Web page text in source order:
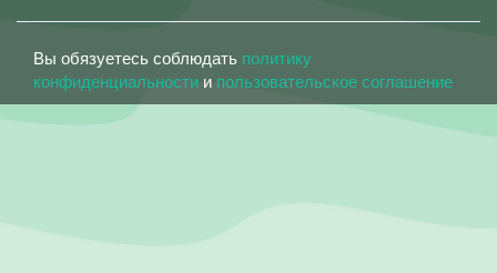
Вы обязуетесь соблюдать политику
конфиденциальности и пользовательское соглашение